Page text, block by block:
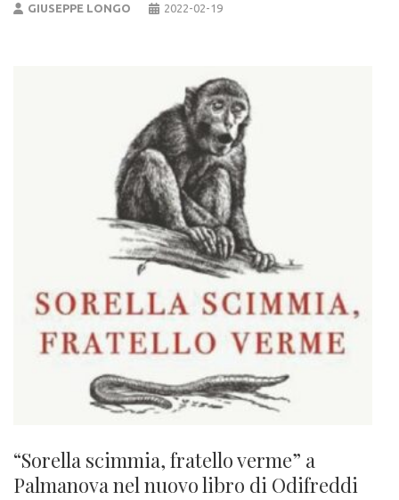
GIUSEPPE LONGO 2022-02-19
“Sorella scimmia, fratello verme” a
Palmanova nel nuovo libro di Odifreddi